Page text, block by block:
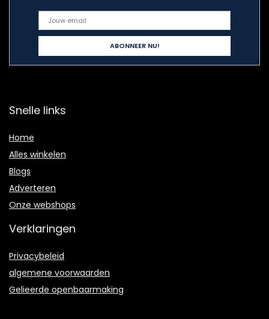
Snelle links
Home
Alles winkelen
Blogs
Adverteren
Onze webshops
Verklaringen
Privacybeleid
algemene voorwaarden
Gelieerde openbaarmaking